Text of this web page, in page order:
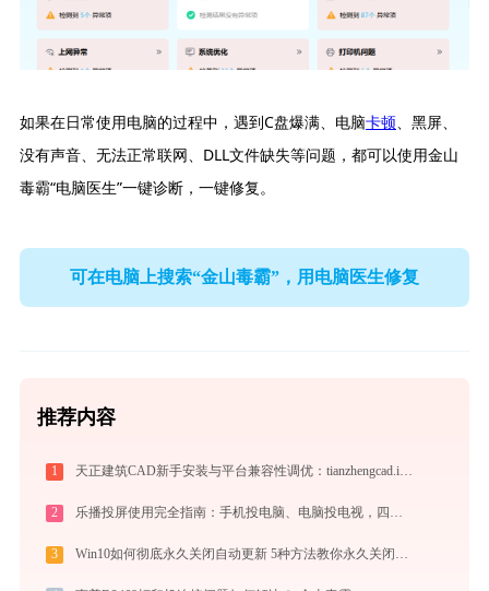
如果在日常使用电脑的过程中，遇到C盘爆满、电脑卡顿、黑屏、
没有声音、无法正常联网、DLL文件缺失等问题，都可以使用金山
毒霸“电脑医生”一键诊断，一键修复。
可在电脑上搜索“金山毒霸”，用电脑医生修复
推荐内容
1 天正建筑CAD新手安装与平台兼容性调优：tianzhengcad.ijinshan.com 绿色上手秘籍
2 乐播投屏使用完全指南：手机投电脑、电脑投电视，四种连接方式一篇讲透
3 Win10如何彻底永久关闭自动更新 5种方法教你永久关闭win10自动更新